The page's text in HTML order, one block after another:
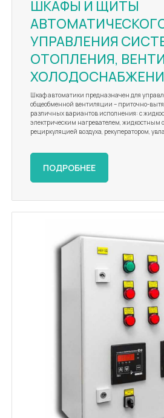
ШКАФЫ И ЩИТЫ
УПРАВЛЕНИЯ
ОТОПЛЕНИЯ,
Шкаф автоматики предназначен для
общеобменной вентиляции – приточно-
различных вариантов исполнения: с
электрическим нагревателем, жидкостным
рециркуляцией воздуха, рекуператором,
ПОДРОБНЕЕ